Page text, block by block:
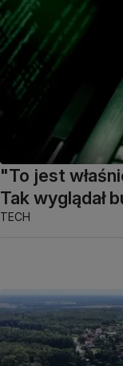
"To jest
Tak wyglądał
TECH